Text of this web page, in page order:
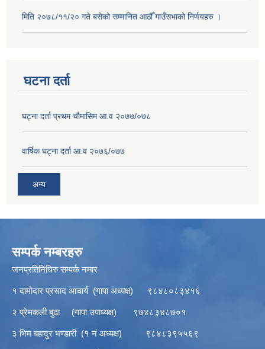
मिति २०७८/११/२० गते बसेको सम्मानित आठौँ गाउँसभाको निर्णयहरु ।
घटना दर्ता
घट्ना दर्ता प्रथम चौमासिम आ.व २०७७/०७८
वार्षिक घट्ना दर्ता आ.व २०७६/०७७
अन्य
सम्पर्क नम्बरहरु
जनप्रतिनिधिरु सम्पर्क नम्बर
१ दामोदार प्रसाद आचार्य (गापा अध्यक्ष) ९८४८०८३४१६
२ प्रेमकली बुढा (गापा उपाध्यक्ष) ९७४८३४८७०१
३ भिम बहादुर भण्डारी (१ नं अध्यक्ष) ९८४८३९५५६९